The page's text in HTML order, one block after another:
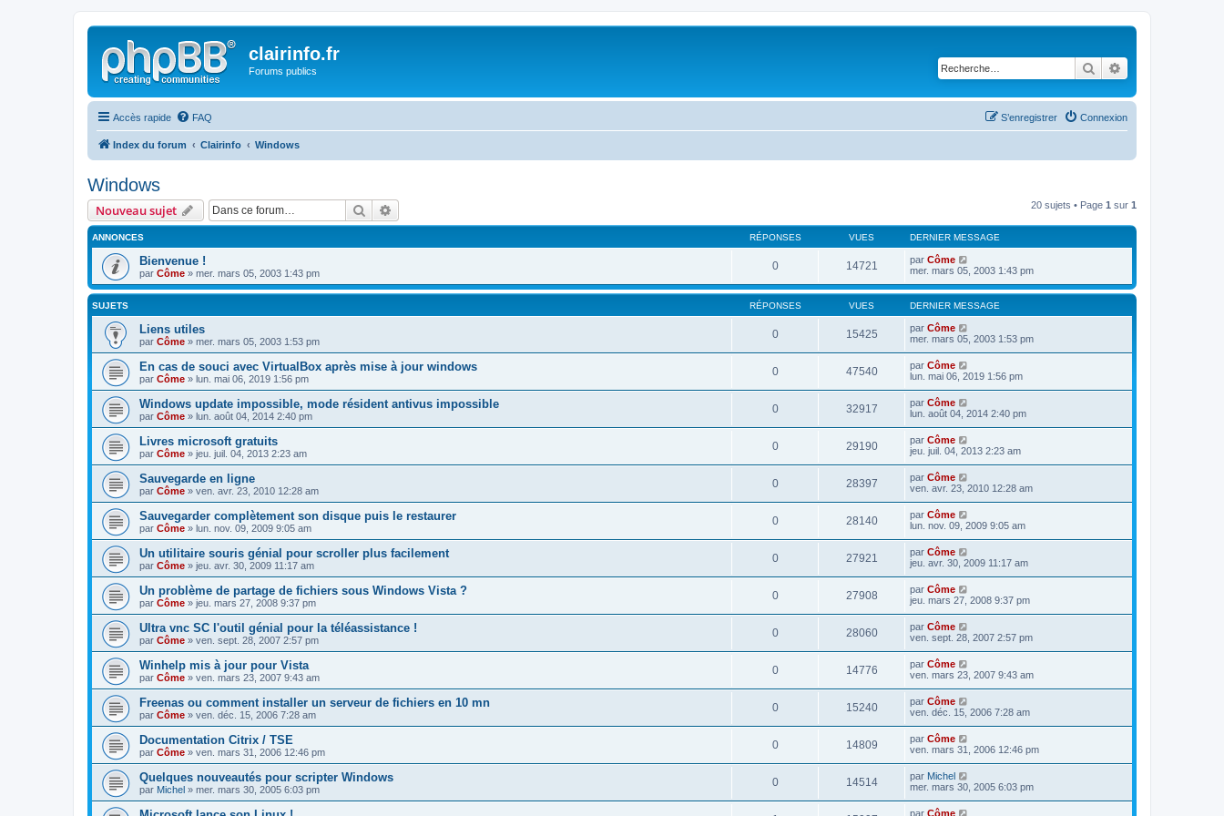
clairinfo.fr
Forums publics Rechercher
Accès rapide FAQ Connexion
S’enregistrer
Index du forum Clairinfo Windows
Windows
Nouveau sujet Rechercher 20 sujets • Page 1 sur 1
ANNONCES RÉPONSES VUES DERNIER MESSAGE
Bienvenue !
par Côme » mer. mars 05, 2003 1:43 pm
0 14721 par Côme
mer. mars 05, 2003 1:43 pm
SUJETS RÉPONSES VUES DERNIER MESSAGE
Liens utiles
par Côme » mer. mars 05, 2003 1:53 pm
0 15425 par Côme
mer. mars 05, 2003 1:53 pm
En cas de souci avec VirtualBox après mise à jour windows
par Côme » lun. mai 06, 2019 1:56 pm
0 47540 par Côme
lun. mai 06, 2019 1:56 pm
Windows update impossible, mode résident antivus impossible
par Côme » lun. août 04, 2014 2:40 pm
0 32917 par Côme
lun. août 04, 2014 2:40 pm
Livres microsoft gratuits
par Côme » jeu. juil. 04, 2013 2:23 am
0 29190 par Côme
jeu. juil. 04, 2013 2:23 am
Sauvegarde en ligne
par Côme » ven. avr. 23, 2010 12:28 am
0 28397 par Côme
ven. avr. 23, 2010 12:28 am
Sauvegarder complètement son disque puis le restaurer
par Côme » lun. nov. 09, 2009 9:05 am
0 28140 par Côme
lun. nov. 09, 2009 9:05 am
Un utilitaire souris génial pour scroller plus facilement
par Côme » jeu. avr. 30, 2009 11:17 am
0 27921 par Côme
jeu. avr. 30, 2009 11:17 am
Un problème de partage de fichiers sous Windows Vista ?
par Côme » jeu. mars 27, 2008 9:37 pm
0 27908 par Côme
jeu. mars 27, 2008 9:37 pm
Ultra vnc SC l'outil génial pour la téléassistance !
par Côme » ven. sept. 28, 2007 2:57 pm
0 28060 par Côme
ven. sept. 28, 2007 2:57 pm
Winhelp mis à jour pour Vista
par Côme » ven. mars 23, 2007 9:43 am
0 14776 par Côme
ven. mars 23, 2007 9:43 am
Freenas ou comment installer un serveur de fichiers en 10 mn
par Côme » ven. déc. 15, 2006 7:28 am
0 15240 par Côme
ven. déc. 15, 2006 7:28 am
Documentation Citrix / TSE
par Côme » ven. mars 31, 2006 12:46 pm
0 14809 par Côme
ven. mars 31, 2006 12:46 pm
Quelques nouveautés pour scripter Windows
par Michel » mer. mars 30, 2005 6:03 pm
0 14514 par Michel
mer. mars 30, 2005 6:03 pm
par Côme